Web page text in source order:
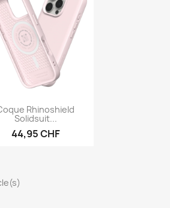
Aperçu rapide
Rhinoshield
Solidsuit...
44,95 CHF